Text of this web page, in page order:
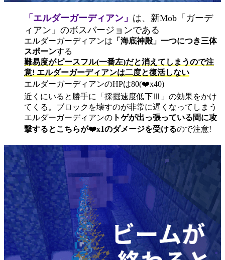
「エルダーガーディアン」 は、新Mob「ガーデ
ィアン」のボスバージョンである
エルダーガーディアンは 「海底神殿」一つにつき三体
スポーンする
難易度がピースフル(一番左)だと消えてしまうので注
意! エルダーガーディアンは二度と復活しない
エルダーガーディアンのHPは80(❤️x40)
近くにいると勝手に「採掘速度低下Ⅲ」の効果をかけ
てくる。ブロックを壊すのが非常に遅くなってしまう
エルダーガーディアンの トゲが出っ張っている間に攻
撃するとこちらが❤️x1のダメージを受けるので注意!